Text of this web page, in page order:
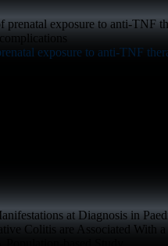
exposure to anti-TNF